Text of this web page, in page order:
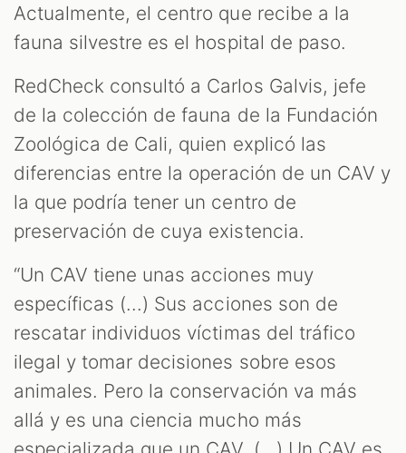
Actualmente, el centro que recibe a la
fauna silvestre es el hospital de paso.
RedCheck consultó a Carlos Galvis, jefe
de la colección de fauna de la Fundación
Zoológica de Cali, quien explicó las
diferencias entre la operación de un CAV y
la que podría tener un centro de
preservación de cuya existencia.
“Un CAV tiene unas acciones muy
específicas (...) Sus acciones son de
rescatar individuos víctimas del tráfico
ilegal y tomar decisiones sobre esos
animales. Pero la conservación va más
allá y es una ciencia mucho más